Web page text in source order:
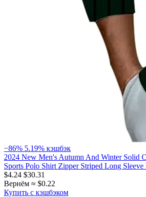
−86% 5.19% кэшбэк
2024 New Men's Autumn And Winter Solid
Sports Polo Shirt Zipper Striped Long
$4.24 $30.31
Вернём ≈ $0.22
Купить с кэшбэком